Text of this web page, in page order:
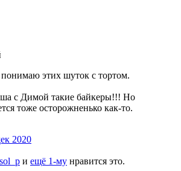
этих шуток с тортом.
с Димой такие байкеры!!! Но
тоже осторожненько как-то.
2020
sol_p и ещё 1-му нравится это.